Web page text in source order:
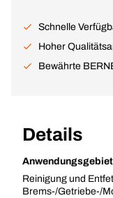
Schnelle
Hoher
Bewährte
Details
Reinigung und
Brems-/Getriebe-/